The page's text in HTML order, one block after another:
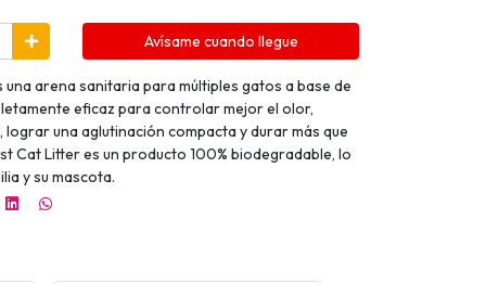
Avísame cuando llegue
arena sanitaria para múltiples gatos a base de
eficaz para controlar mejor el olor,
una aglutinación compacta y durar más que
Cat Litter es un producto 100% biodegradable, lo
y su mascota.